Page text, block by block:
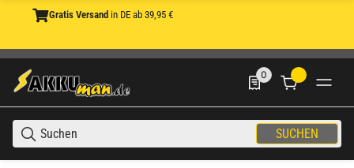
Gratis Versand in DE ab 39,95 €
SUCHEN
0
0 Produkte in der